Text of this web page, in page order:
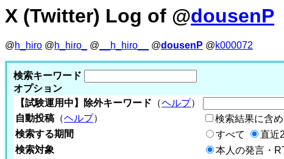
X (Twitter) Log of @dousenP
@h_hiro @h_hiro_ @ __h_hiro__ @dousenP @k000072
検索キーワード
オプション
【試験運用中】除外キーワード （ヘルプ）
自動投稿 （ヘルプ）
検索結果に含
検索する期間
すべて 直近
検索対象
本人の発言・